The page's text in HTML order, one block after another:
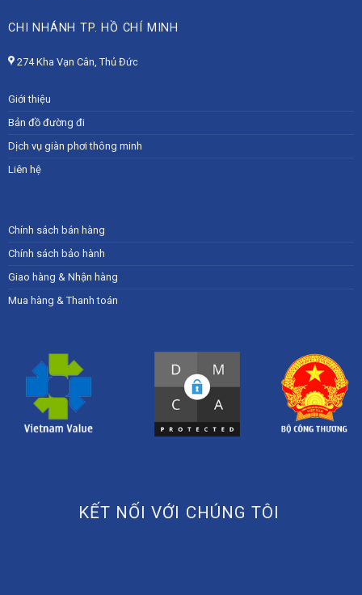
CHI NHÁNH TP. HỒ CHÍ MINH
274 Kha Vạn Cân, Thủ Đức
Giới thiệu
Bản đồ đường đi
Dịch vụ giàn phơi thông minh
Liên hệ
Chính sách bán hàng
Chính sách bảo hành
Giao hàng & Nhận hàng
Mua hàng & Thanh toán
KẾT NỐI VỚI CHÚNG TÔI